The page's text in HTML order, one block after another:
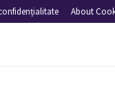
About